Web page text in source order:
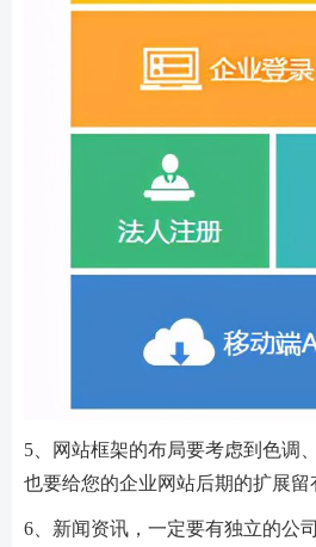
5、网站框架的布局要考虑到色调
也要给您的企业网站后期的扩展留
6、新闻资讯，一定要有独立的公